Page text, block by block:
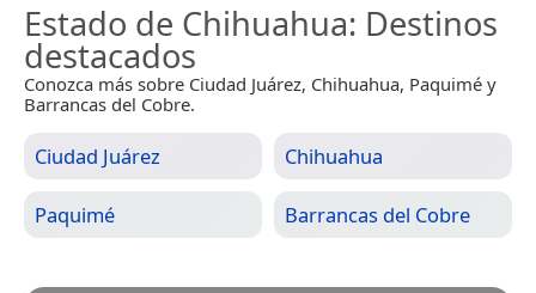
Estado de Chihuahua: Destinos
destacados
Conozca más sobre Ciudad Juárez, Chihuahua, Paquimé y
Barrancas del Cobre.
Ciudad Juárez Chihuahua
Paquimé Barrancas del Cobre